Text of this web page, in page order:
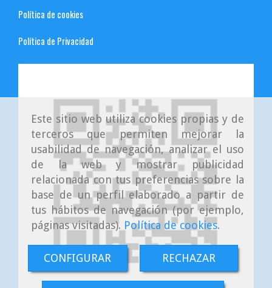
Este sitio web utiliza cookies propias y de
terceros que permiten mejorar la
usabilidad de navegación, analizar el uso
de la web y mostrar publicidad
relacionada con tus preferencias sobre la
base de un perfil elaborado a partir de
tus hábitos de navegación (por ejemplo,
páginas visitadas). Política de cookies.
CONFIGURAR RECHAZAR
Política de cookies
Política de Privacidad